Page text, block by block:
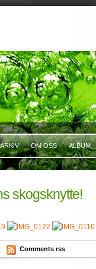
ARKIV OM OSS ALBUM
skogsknytte!
Comments rss